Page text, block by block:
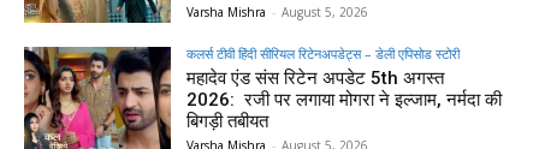
Varsha Mishra - August 5, 2026
कलर्स टीवी हिंदी सीरियल रिटेनअपडेट्स – डेली एपिसोड स्टोरी
महादेव एंड संस रिटेन अपडेट 5th अगस्त
2026: रजी पर लगाया मोगरा ने इल्जाम, नर्मदा की
बिगड़ी तबीयत